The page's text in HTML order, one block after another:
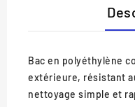
Bac en polyéthylène
extérieure, résistant
nettoyage simple et